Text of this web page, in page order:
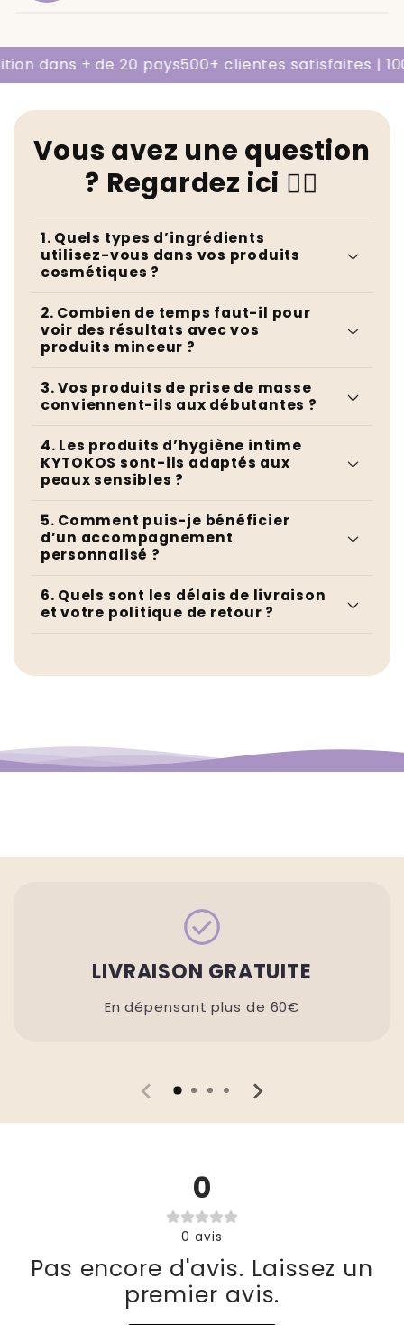
dans + de 20 pays500+ clientes satisfaites |
Vous avez une question
? Regardez ici 👇🏻
1. Quels types d’ingrédients
utilisez-vous dans vos produits
cosmétiques ?
2. Combien de temps faut-il pour
voir des résultats avec vos
produits minceur ?
3. Vos produits de prise de masse
conviennent-ils aux débutantes ?
4. Les produits d’hygiène intime
KYTOKOS sont-ils adaptés aux
peaux sensibles ?
5. Comment puis-je bénéficier
d’un accompagnement
personnalisé ?
6. Quels sont les délais de livraison
et votre politique de retour ?
check_circle
LIVRAISON GRATUITE
En dépensant plus de 60€
0
0 avis
Pas encore d'avis. Laissez un
premier avis.